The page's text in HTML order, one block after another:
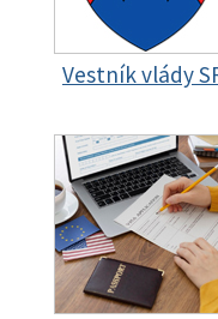
Vestník vlády